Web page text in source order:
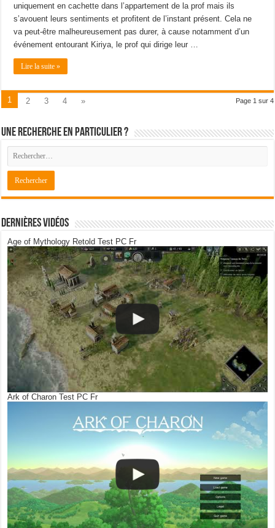
uniquement en cachette dans l’appartement de la prof mais ils
s’avouent leurs sentiments et profitent de l’instant présent. Cela ne
va peut-être malheureusement pas durer, à cause notamment d’un
événement entourant Kiriya, le prof qui dirige leur …
Lire la suite »
Page 1 sur 4
1 2 3 4 »
Une recherche en particulier ?
Dernières Vidéos
Age of Mythology Retold Test PC Fr
Ark of Charon Test PC Fr